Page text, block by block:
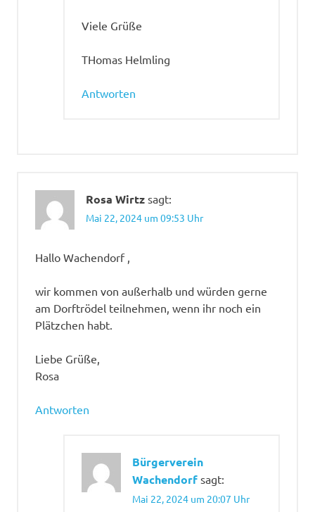
Viele Grüße
THomas Helmling
Antworten
Rosa Wirtz sagt:
Mai 22, 2024 um 09:53 Uhr
Hallo Wachendorf ,
wir kommen von außerhalb und würden gerne
am Dorftrödel teilnehmen, wenn ihr noch ein
Plätzchen habt.
Liebe Grüße,
Rosa
Antworten
Bürgerverein
Wachendorf sagt:
Mai 22, 2024 um 20:07 Uhr